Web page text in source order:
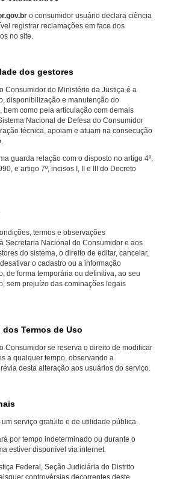
o consumidor usuário declara ciência
registrar reclamações em face dos
no site.
dos gestores
Consumidor do Ministério da Justiça é a
disponibilização e manutenção do
, bem como pela articulação com demais
Nacional de Defesa do Consumidor
técnica, apoiam e atuam na consecução
guarda relação com o disposto no artigo 4º,
e artigo 7º, incisos I, II e III do Decreto
termos e observações
Secretaria Nacional do Consumidor e aos
do sistema, o direito de editar, cancelar,
o cadastro ou a informação
de forma temporária ou definitiva, ao seu
sem prejuízo das cominações legais
Termos de Uso
Consumidor se reserva o direito de modificar
a qualquer tempo, observando a
desta alteração aos usuários do serviço.
um serviço gratuito e de utilidade pública.
por tempo indeterminado ou durante o
estiver disponível via internet.
Federal, Seção Judiciária do Distrito
controvérsias decorrentes deste